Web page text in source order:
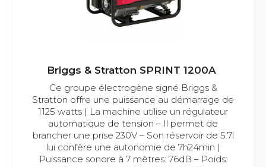
Briggs & Stratton SPRINT 1200A
Ce groupe électrogène signé Briggs &
Stratton offre une puissance au démarrage de
1125 watts | La machine utilise un régulateur
automatique de tension – Il permet de
brancher une prise 230V – Son réservoir de 5.7l
lui confère une autonomie de 7h24min |
Puissance sonore à 7 mètres: 76dB – Poids: